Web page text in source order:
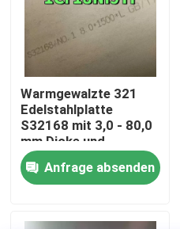
Videos
Über uns
Werksbesichtigung
Qualitätskontrolle
Warmgewalzte 321
Edelstahlplatte
S32168 mit 3,0 - 80,0
mm Dicke und
Korrosionsbeständigkeit
Anfrage absenden